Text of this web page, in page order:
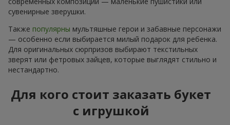
сувенирные зверушки.
Также популярны мультяшные герои и забавные персонажи
— особенно если выбирается милый подарок для ребенка.
Для оригинальных сюрпризов выбирают текстильных
зверят или фетровых зайцев, которые выглядят стильно и
нестандартно.
Для кого стоит заказать букет
с игрушкой